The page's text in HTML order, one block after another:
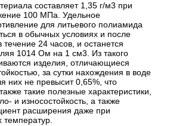
составляет 1,35 г/м3 при
100 МПа. Удельное
для литьевого полиамида
в обычных условиях и после
24 часов, и останется
1014 Ом на 1 см3. Из такого
изделия, отличающиеся
за сутки нахождения в воде
них не превысит 0,65%, что
такие полезные характеристики,
и износостойкость, а также
расширения даже при
температур.